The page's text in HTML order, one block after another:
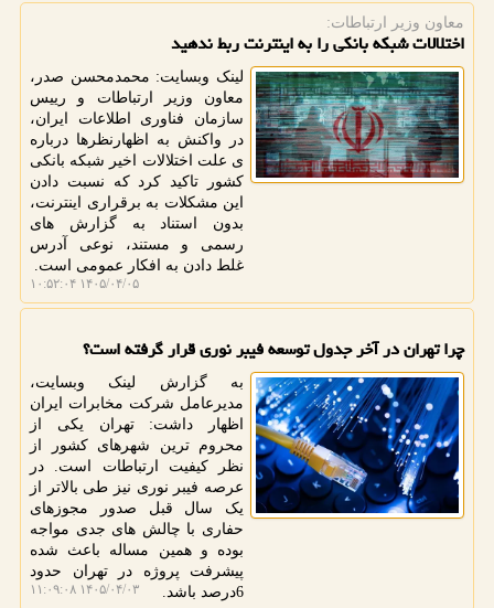
معاون وزیر ارتباطات:
اختلالات شبکه بانکی را به اینترنت ربط ندهید
لینک وبسایت: محمدمحسن صدر،
معاون وزیر ارتباطات و رییس
سازمان فناوری اطلاعات ایران،
در واکنش به اظهارنظرها درباره
ی علت اختلالات اخیر شبکه بانکی
کشور تاکید کرد که نسبت دادن
این مشکلات به برقراری اینترنت،
بدون استناد به گزارش های
رسمی و مستند، نوعی آدرس
غلط دادن به افکار عمومی است.
۱۴۰۵/۰۴/۰۵ ۱۰:۵۲:۰۴
چرا تهران در آخر جدول توسعه فیبر نوری قرار گرفته است؟
به گزارش لینک وبسایت،
مدیرعامل شرکت مخابرات ایران
اظهار داشت: تهران یکی از
محروم ترین شهرهای کشور از
نظر کیفیت ارتباطات است. در
عرصه فیبر نوری نیز طی بالاتر از
یک سال قبل صدور مجوزهای
حفاری با چالش های جدی مواجه
بوده و همین مساله باعث شده
پیشرفت پروژه در تهران حدود
6درصد باشد.
۱۴۰۵/۰۴/۰۳ ۱۱:۰۹:۰۸